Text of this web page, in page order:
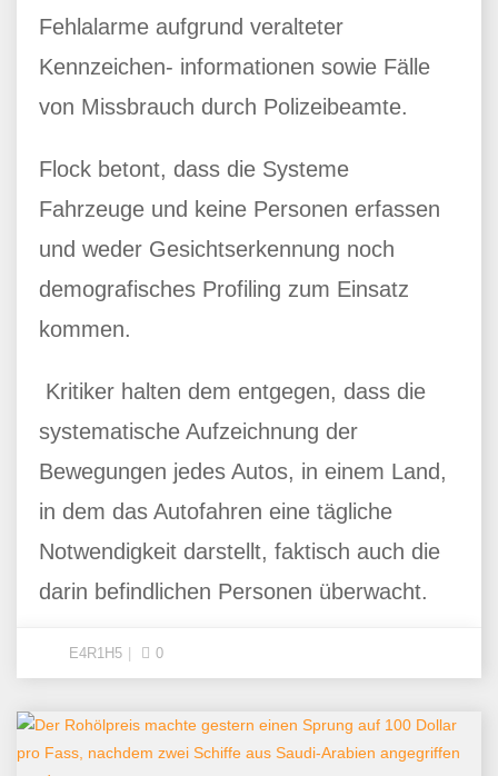
Fehlalarme aufgrund veralteter
Kennzeichen- informationen sowie Fälle
von Missbrauch durch Polizeibeamte.
Flock betont, dass die Systeme
Fahrzeuge und keine Personen erfassen
und weder Gesichtserkennung noch
demografisches Profiling zum Einsatz
kommen.
Kritiker halten dem entgegen, dass die
systematische Aufzeichnung der
Bewegungen jedes Autos, in einem Land,
in dem das Autofahren eine tägliche
Notwendigkeit darstellt, faktisch auch die
darin befindlichen Personen überwacht.
E4R1H5 0